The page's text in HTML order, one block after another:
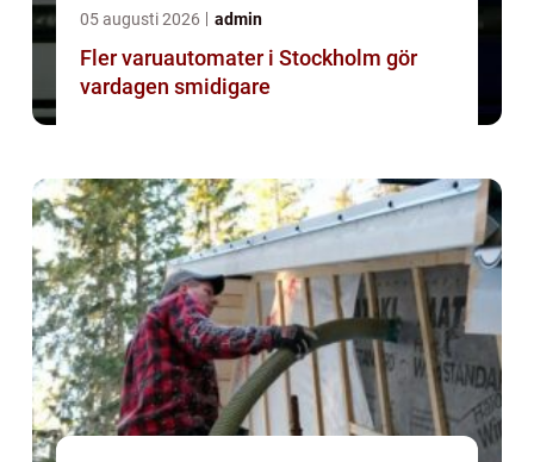
05 augusti 2026 admin
Fler varuautomater i Stockholm gör
vardagen smidigare